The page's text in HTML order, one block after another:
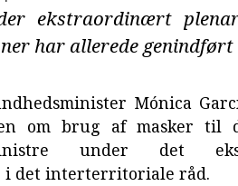
ekstraordinært
har allerede
Mónica
om brug af masker til
under det
i det interterritoriale råd.